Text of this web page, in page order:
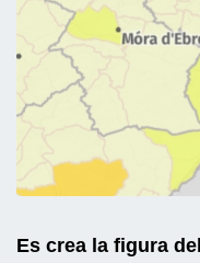
Es crea la figura